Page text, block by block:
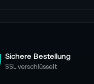
Sichere Bestellung
SSL verschlüsselt